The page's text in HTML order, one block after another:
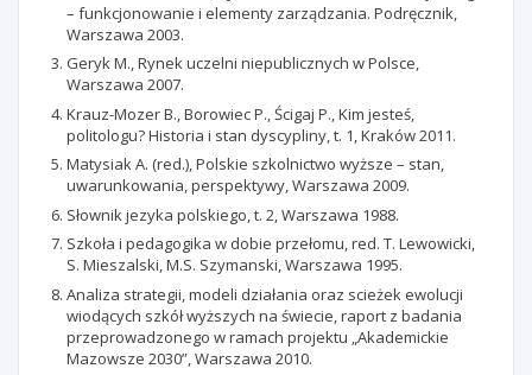
– funkcjonowanie i elementy zarządzania. Podręcznik,
Warszawa 2003.
Geryk M., Rynek uczelni niepublicznych w Polsce,
Warszawa 2007.
Krauz-Mozer B., Borowiec P., Ścigaj P., Kim jesteś,
politologu? Historia i stan dyscypliny, t. 1, Kraków 2011.
Matysiak A. (red.), Polskie szkolnictwo wyższe – stan,
uwarunkowania, perspektywy, Warszawa 2009.
Słownik jezyka polskiego, t. 2, Warszawa 1988.
Szkoła i pedagogika w dobie przełomu, red. T. Lewowicki,
S. Mieszalski, M.S. Szymanski, Warszawa 1995.
Analiza strategii, modeli działania oraz scieżek ewolucji
wiodących szkół wyższych na świecie, raport z badania
przeprowadzonego w ramach projektu „Akademickie
Mazowsze 2030”, Warszawa 2010.